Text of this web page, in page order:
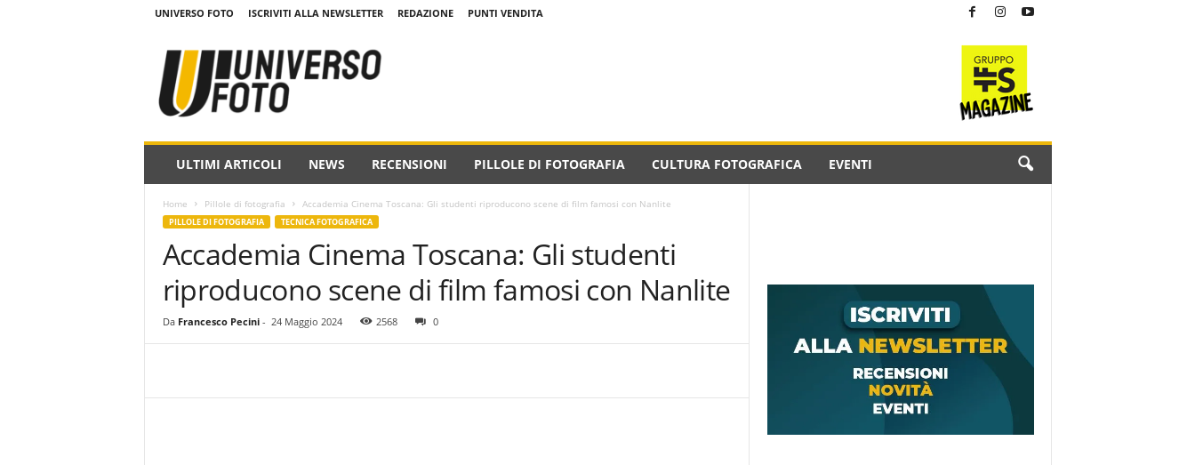
UNIVERSO FOTO ISCRIVITI ALLA NEWSLETTER REDAZIONE PUNTI VENDITA
.
ULTIMI ARTICOLI NEWS RECENSIONI PILLOLE DI FOTOGRAFIA CULTURA FOTOGRAFICA EVENTI
Home Pillole di fotografia Accademia Cinema Toscana: Gli studenti riproducono scene di film famosi con Nanlite
PILLOLE DI FOTOGRAFIA TECNICA FOTOGRAFICA
Accademia Cinema Toscana: Gli studenti
riproducono scene di film famosi con Nanlite
Da Francesco Pecini- 24 Maggio 2024 2568 0